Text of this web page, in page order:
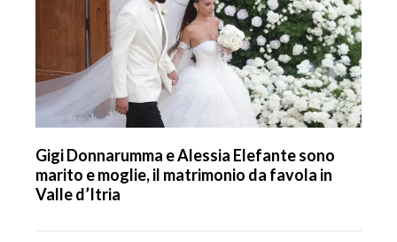
Gigi Donnarumma e Alessia Elefante sono
marito e moglie, il matrimonio da favola in
Valle d’Itria